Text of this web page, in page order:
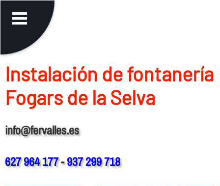
Instalación de fontanerí­a
Fogars de la Selva
info@fervalles.es
627 964 177-937 299 718